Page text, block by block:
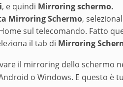
, e quindi Mirroring schermo.
Mirroring Schermo,
sul telecomando. Fatto
il tab di Mirroring
il mirroring dello schermo
o Windows. E questo è